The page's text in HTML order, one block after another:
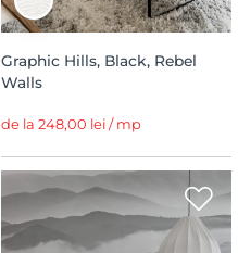
Graphic Hills, Black, Rebel
Walls
de la 248,00 lei / mp